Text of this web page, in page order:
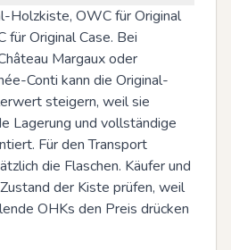
Holzkiste, OWC für Original
für Original Case. Bei
Margaux oder
Conti kann die Original-
steigern, weil sie
Lagerung und vollständige
Für den Transport
die Flaschen. Käufer und
der Kiste prüfen, weil
OHKs den Preis drücken